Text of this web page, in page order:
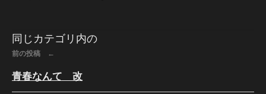
同じカテゴリ内の
前の投稿 ←
青春なんて 改